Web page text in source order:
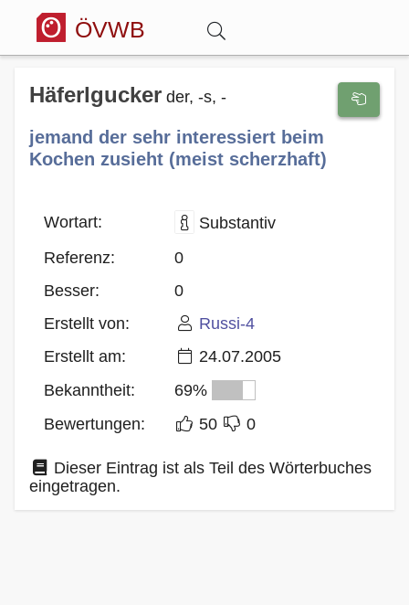
ÖVWB
Anmelden
Wörterbuch
Forum
Häferlgucker der, -s, -
jemand der sehr interessiert beim
Kochen zusieht (meist scherzhaft)
Wortart:
Substantiv
Referenz:
0
Besser:
0
Erstellt von:
Russi-4
Erstellt am:
24.07.2005
Bekanntheit:
69%
Bewertungen:
50 0
Dieser Eintrag ist als Teil des Wörterbuches
eingetragen.